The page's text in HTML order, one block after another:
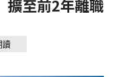
至前2年離職
讀